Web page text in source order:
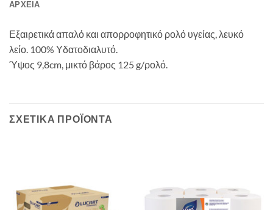
ΑΡΧΕΊΑ
Εξαιρετικά απαλό και απορροφητικό ρολό υγείας, λευκό
λείο. 100% Υδατοδιαλυτό.
Ύψος 9,8cm, μικτό βάρος 125 g/ρολό.
ΣΧΕΤΙΚΆ ΠΡΟΪΌΝΤΑ